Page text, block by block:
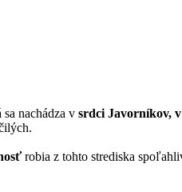
sa nachádza v srdci Javorníkov,
robia z tohto strediska